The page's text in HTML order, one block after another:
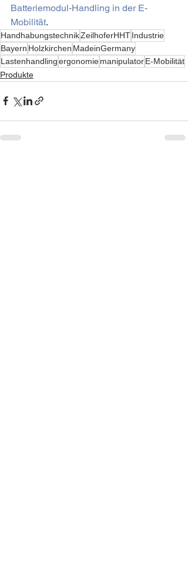
Batteriemodul-Handling in der E-
Mobilität.
HandhabungstechnikZeilhoferHHTIndustrie
Bayern Holzkirchen MadeinGermany
LastenhandlingergonomiemanipulatorE-Mobilität
Produkte